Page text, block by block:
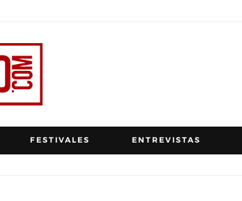
FESTIVALES ENTREVISTAS